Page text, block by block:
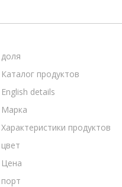
доля
Каталог продуктов
English details
Марка
Характеристики продуктов
цвет
Цена
порт